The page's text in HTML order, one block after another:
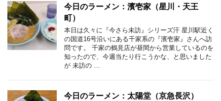
今日のラーメン：濱壱家（星川・天王
町）
本日は久々に『今さら未訪』シリーズ汗 星川駅近く
の国道16号沿いにある千家系の『濱壱家』さんへ訪
問です。 千家の鶴見店が昼間から営業しているのを
知ったので、今週当たり行こうかな、と思いました
が 未訪の …
今日のラーメン：太陽堂（京急長沢）